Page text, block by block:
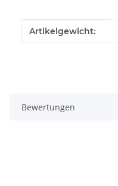
Produkteigenschaft
Wert
Artikelgewicht:
Bewertungen